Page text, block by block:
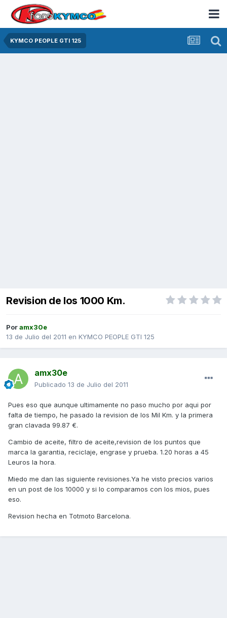
KYMCO PEOPLE GTI 125
Revision de los 1000 Km.
Poramx30e
13 de Julio del 2011 en KYMCO PEOPLE GTI 125
amx30e
Publicado 13 de Julio del 2011
Pues eso que aunque ultimamente no paso mucho por aqui por
falta de tiempo, he pasado la revision de los Mil Km. y la primera
gran clavada 99.87 €.
Cambio de aceite, filtro de aceite,revision de los puntos que
marca la garantia, reciclaje, engrase y prueba. 1.20 horas a 45
Leuros la hora.
Miedo me dan las siguiente revisiones.Ya he visto precios varios
en un post de los 10000 y si lo comparamos con los mios, pues
eso.
Revision hecha en Totmoto Barcelona.